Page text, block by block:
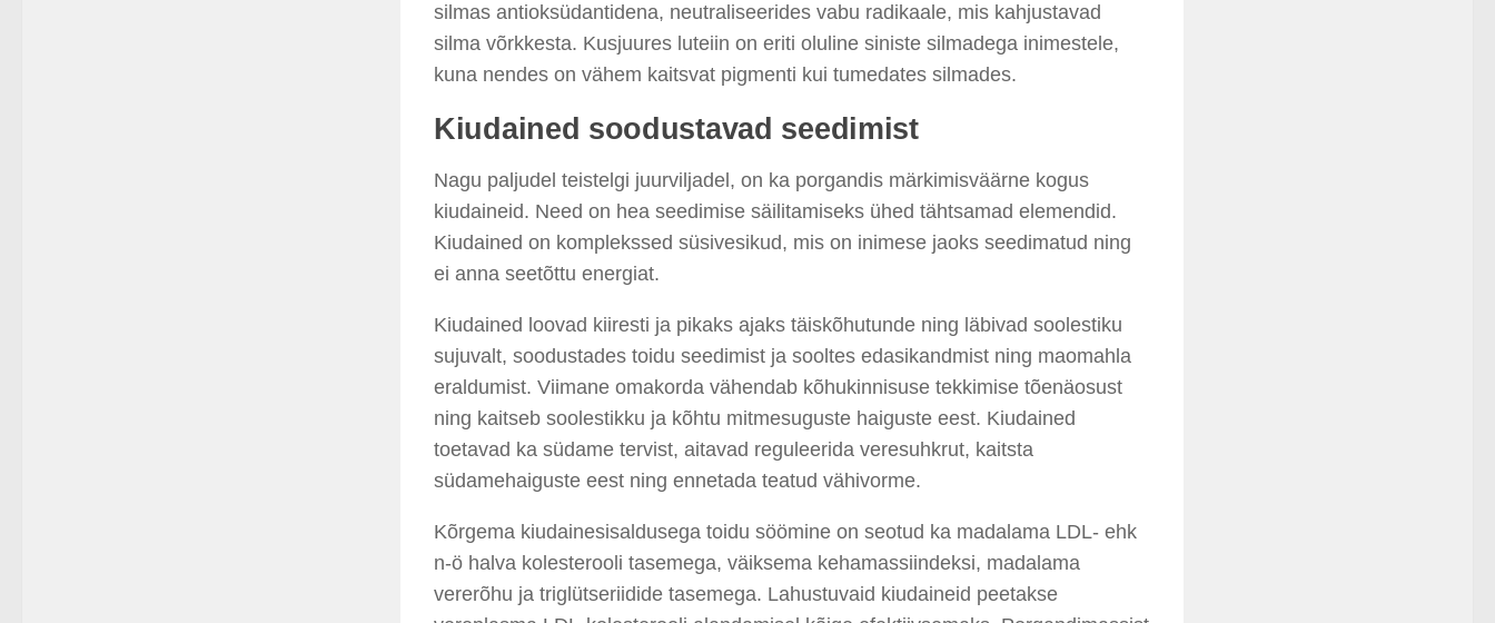
silmas antioksüdantidena, neutraliseerides vabu radikaale, mis kahjustavad
silma võrkkesta. Kusjuures luteiin on eriti oluline siniste silmadega inimestele,
kuna nendes on vähem kaitsvat pigmenti kui tumedates silmades.
Kiudained soodustavad seedimist
Nagu paljudel teistelgi juurviljadel, on ka porgandis märkimisväärne kogus
kiudaineid. Need on hea seedimise säilitamiseks ühed tähtsamad elemendid.
Kiudained on komplekssed süsivesikud, mis on inimese jaoks seedimatud ning
ei anna seetõttu energiat.
Kiudained loovad kiiresti ja pikaks ajaks täiskõhutunde ning läbivad soolestiku
sujuvalt, soodustades toidu seedimist ja sooltes edasikandmist ning maomahla
eraldumist. Viimane omakorda vähendab kõhukinnisuse tekkimise tõenäosust
ning kaitseb soolestikku ja kõhtu mitmesuguste haiguste eest. Kiudained
toetavad ka südame tervist, aitavad reguleerida veresuhkrut, kaitsta
südamehaiguste eest ning ennetada teatud vähivorme.
Kõrgema kiudainesisaldusega toidu söömine on seotud ka madalama LDL- ehk
n-ö halva kolesterooli tasemega, väiksema kehamassiindeksi, madalama
vererõhu ja triglütseriidide tasemega. Lahustuvaid kiudaineid peetakse